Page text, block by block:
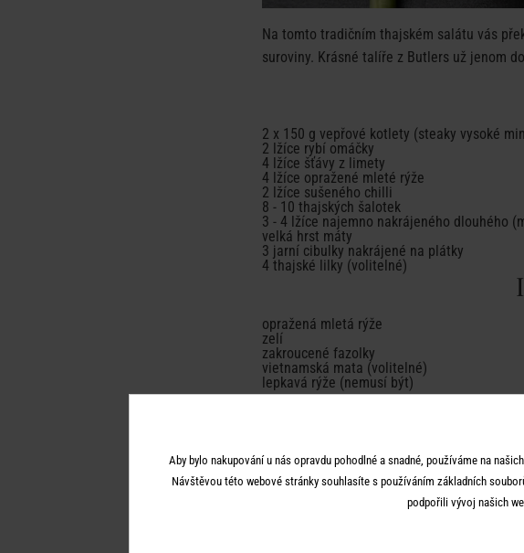
Na tomto tradičním thajském salátu vás
suroviny. Krásné talíře z Butlers už jenom
2 x 150 g vepřové kotlety (steaky vysoké
2 lžíce rybí omáčky
4 lžíce šťávy z limety
4 lžíce opražené mleté rýže
2 lžíce sušeného chilli
8 - 10 thajských šalotek
3 - 4 lžíce najemno nakrájeného dlouhého
velká hrst máty
3 jarní cibulky nakrájené na plátky
4 thajské lilky (volitelné)
opražená mletá rýže
zelí
zakroucené fazolky
vietnamská mata (volitelné)
lepkavá rýže (nemusí být)
1) Sušené chilli vločky nasucho opražte na
2) Maso posypte malým množstvím
vnitřní teploty 70 stupňů a nechte
3) Mezitím si připravte zálivku.
Aby bylo nakupování u nás opravdu pohodlné a snadné, používáme na
Návštěvou této webové stránky souhlasíte s používáním základních
podpořili vývoj našich